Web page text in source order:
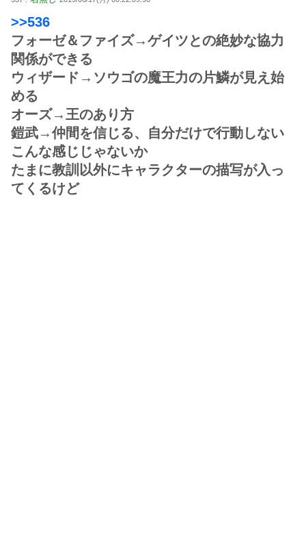
>>536
フォーゼ＆ファイズ→ゲイツとの絶妙な協力
関係ができる
ウィザード→ソウゴの魔王力の片鱗が見え始
める
オーズ→王のあり方
鎧武→仲間を信じる、自分だけで行動しない
こんな感じじゃないか
たまに教訓以外にキャラクターの描写が入っ
てくるけど